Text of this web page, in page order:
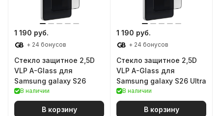
1 190 руб.
+ 24 бонусов
Стекло защитное 2,5D
VLP A-Glass для
Samsung galaxy S26
В наличии
В корзину
1 190 руб.
+ 24 бонусов
Стекло защитное 2,5D
VLP A-Glass для
Samsung galaxy S26 Ultra
В наличии
В корзину